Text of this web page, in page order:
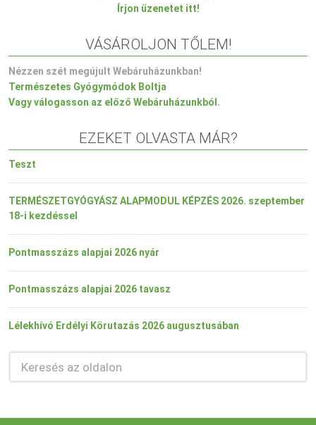
Írjon üzenetet itt!
VÁSÁROLJON TŐLEM!
Nézzen szét megújult Webáruházunkban!
Természetes Gyógymódok Boltja
Vagy válogasson az előző Webáruházunkból.
EZEKET OLVASTA MÁR?
Teszt
TERMÉSZETGYÓGYÁSZ ALAPMODUL KÉPZÉS 2026. szeptember
18-i kezdéssel
Pontmasszázs alapjai 2026 nyár
Pontmasszázs alapjai 2026 tavasz
Lélekhívó Erdélyi Körutazás 2026 augusztusában